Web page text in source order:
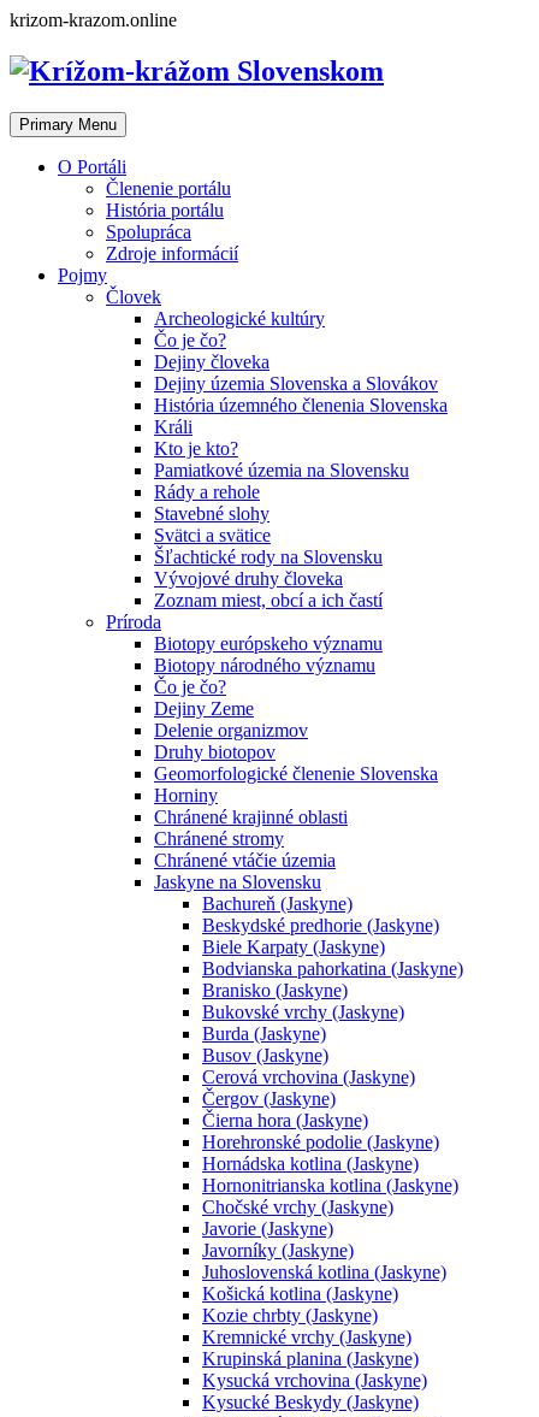
Skip
content
krizom-krazom.online
Primary Menu
O Portáli
Členenie portálu
História portálu
Spolupráca
Zdroje informácií
Pojmy
Človek
Archeologické kultúry
Čo je čo?
Dejiny človeka
Dejiny územia Slovenska a Slovákov
História územného členenia Slovenska
Králi
Kto je kto?
Pamiatkové územia na Slovensku
Rády a rehole
Stavebné slohy
Svätci a svätice
Šľachtické rody na Slovensku
Vývojové druhy človeka
Zoznam miest, obcí a ich častí
Príroda
Biotopy európskeho významu
Biotopy národného významu
Čo je čo?
Dejiny Zeme
Delenie organizmov
Druhy biotopov
Geomorfologické členenie Slovenska
Horniny
Chránené krajinné oblasti
Chránené stromy
Chránené vtáčie územia
Jaskyne na Slovensku
Bachureň (Jaskyne)
Beskydské predhorie (Jaskyne)
Biele Karpaty (Jaskyne)
Bodvianska pahorkatina (Jaskyne)
Branisko (Jaskyne)
Bukovské vrchy (Jaskyne)
Burda (Jaskyne)
Busov (Jaskyne)
Cerová vrchovina (Jaskyne)
Čergov (Jaskyne)
Čierna hora (Jaskyne)
Horehronské podolie (Jaskyne)
Hornádska kotlina (Jaskyne)
Hornonitrianska kotlina (Jaskyne)
Chočské vrchy (Jaskyne)
Javorie (Jaskyne)
Javorníky (Jaskyne)
Juhoslovenská kotlina (Jaskyne)
Košická kotlina (Jaskyne)
Kozie chrbty (Jaskyne)
Kremnické vrchy (Jaskyne)
Krupinská planina (Jaskyne)
Kysucká vrchovina (Jaskyne)
Kysucké Beskydy (Jaskyne)